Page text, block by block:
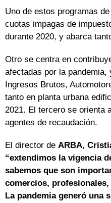
Uno de estos programas
cuotas impagas de
durante 2020, y abarca
Otro se centra en
afectadas por la pandemia,
Ingresos Brutos,
tanto en planta urbana
2021. El tercero se orienta
agentes de recaudación.
El director de ARBA,
“extendimos la vigencia
sabemos que son
comercios,
La pandemia generó una